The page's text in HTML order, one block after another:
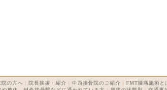
院の方へ 院長挨拶・紹介 中西接骨院のご紹介 FMT腰痛施術と